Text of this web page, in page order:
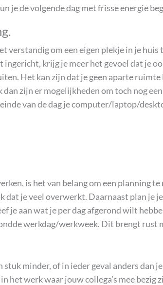
je de volgende dag met frisse energie
verstandig om een eigen plekje in je
krijg je meer het gevoel dat je
Het kan zijn dat je geen aparte
zijn er mogelijkheden om toch nog
van de dag je computer/laptop/
is het van belang om een planning
je veel overwerkt. Daarnaast plan je
je aan wat je per dag afgerond wilt
werkdag/werkweek. Dit brengt rust
minder, of in ieder geval anders dan
werk waar jouw collega’s mee bezig